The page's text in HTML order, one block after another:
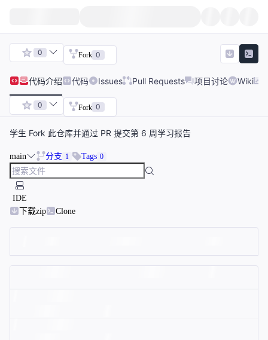
0 Fork 0
代码介绍 代码 Issues Pull Requests 项目讨论 Wiki
0 Fork 0
学生 Fork 此仓库并通过 PR 提交第 6 周学习报告
main 分支 1 Tags 0
IDE
下载zip
Clone